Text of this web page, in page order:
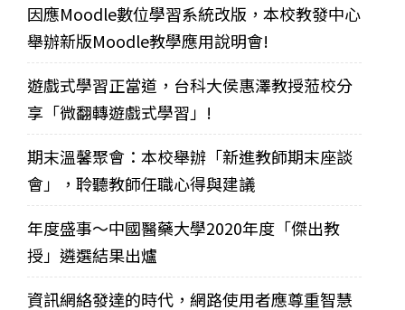
因應Moodle數位學習系統改版，本校教發中心
舉辦新版Moodle教學應用說明會!
遊戲式學習正當道，台科大侯惠澤教授蒞校分
享「微翻轉遊戲式學習」!
期末溫馨聚會：本校舉辦「新進教師期末座談
會」，聆聽教師任職心得與建議
年度盛事～中國醫藥大學2020年度「傑出教
授」遴選結果出爐
資訊網絡發達的時代，網路使用者應尊重智慧